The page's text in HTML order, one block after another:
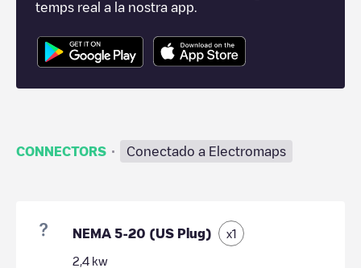
temps real a la nostra app.
CONNECTORS · Conectado a Electromaps
NEMA 5-20 (US Plug) x1
2,4 kw